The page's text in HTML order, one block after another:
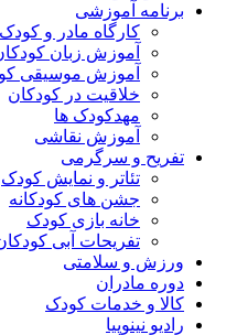
برنامه آموزشی
کارگاه مادر و کودک
آموزش زبان
آموزش موسیقی
خلاقیت در کودکان
مهد‌کودک ها
آموزش نقاشی
تفریح و سرگرمی
تئاتر و نمایش کودک
جشن های کودکانه
خانه بازی کودک
تفریحات آبی
ورزش و سلامتی
دوره مادران
کالا و خدمات کودک
رادیو نینوپیا